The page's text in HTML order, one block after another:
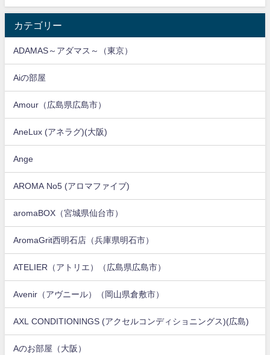
カテゴリー
ADAMAS～アダマス～（東京）
Aiの部屋
Amour（広島県広島市）
AneLux (アネラグ)(大阪)
Ange
AROMA No5 (アロマファイブ)
aromaBOX（宮城県仙台市）
AromaGrit西明石店（兵庫県明石市）
ATELIER（アトリエ）（広島県広島市）
Avenir（アヴニール）（岡山県倉敷市）
AXL CONDITIONINGS (アクセルコンディショニングス)(広島)
Aのお部屋（大阪）